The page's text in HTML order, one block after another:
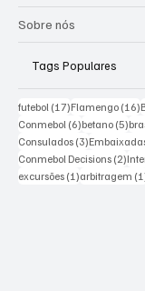
Sobre nós
Tags Populares
futebol (17)17 posts
Flamengo (16)
Conmebol (6)6 posts
betano (5)5
Consulados (3)3 posts
Conmebol Decisions (2)2
excursões (1)1 post
arbitragem